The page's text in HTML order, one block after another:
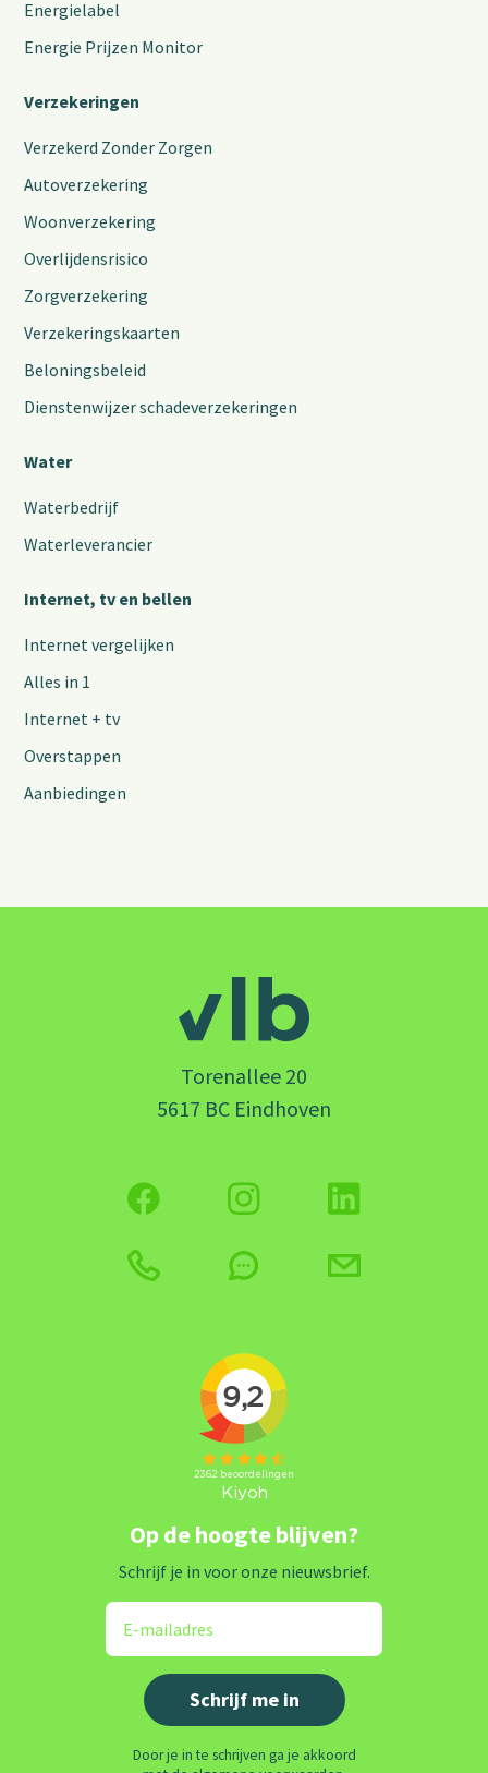
Energielabel
Energie Prijzen Monitor
Verzekeringen
Verzekerd Zonder Zorgen
Autoverzekering
Woonverzekering
Overlijdensrisico
Zorgverzekering
Verzekeringskaarten
Beloningsbeleid
Dienstenwijzer schadeverzekeringen
Water
Waterbedrijf
Waterleverancier
Internet, tv en bellen
Internet vergelijken
Alles in 1
Internet + tv
Overstappen
Aanbiedingen
Torenallee 20
5617 BC Eindhoven
Op de hoogte blijven?
Schrijf je in voor onze nieuwsbrief.
Door je in te schrijven ga je akkoord